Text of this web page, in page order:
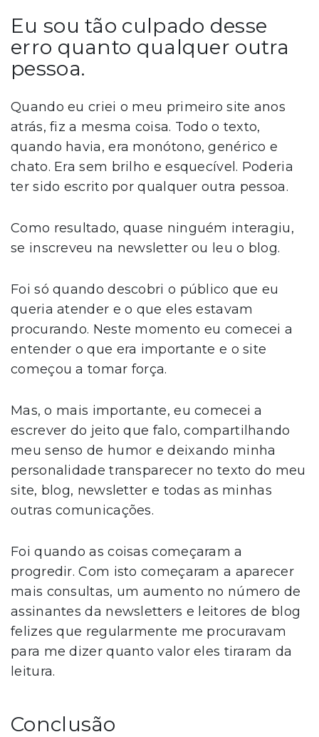
Eu sou tão culpado desse
erro quanto qualquer outra
pessoa.
Quando eu criei o meu primeiro site anos
atrás, fiz a mesma coisa. Todo o texto,
quando havia, era monótono, genérico e
chato. Era sem brilho e esquecível. Poderia
ter sido escrito por qualquer outra pessoa.
Como resultado, quase ninguém interagiu,
se inscreveu na newsletter ou leu o blog.
Foi só quando descobri o público que eu
queria atender e o que eles estavam
procurando. Neste momento eu comecei a
entender o que era importante e o site
começou a tomar força.
Mas, o mais importante, eu comecei a
escrever do jeito que falo, compartilhando
meu senso de humor e deixando minha
personalidade transparecer no texto do meu
site, blog, newsletter e todas as minhas
outras comunicações.
Foi quando as coisas começaram a
progredir. Com isto começaram a aparecer
mais consultas, um aumento no número de
assinantes da newsletters e leitores de blog
felizes que regularmente me procuravam
para me dizer quanto valor eles tiraram da
leitura.
Conclusão